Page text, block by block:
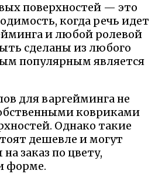
поверхностей — это
когда речь идет
и любой ролевой
сделаны из любого
популярным является
для варгейминга не
ковриками
Однако такие
дешевле и могут
заказ по цвету,
форме.